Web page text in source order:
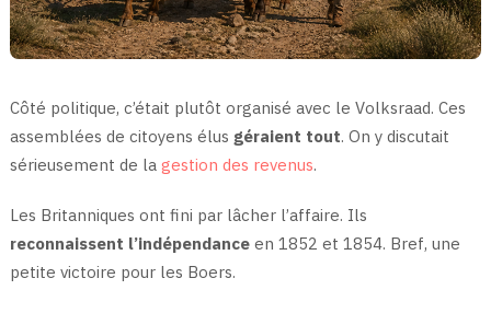
Côté politique, c’était plutôt organisé avec le Volksraad. Ces
assemblées de citoyens élus géraient tout. On y discutait
sérieusement de la gestion des revenus.
Les Britanniques ont fini par lâcher l’affaire. Ils
reconnaissent l’indépendanceen 1852 et 1854. Bref, une
petite victoire pour les Boers.